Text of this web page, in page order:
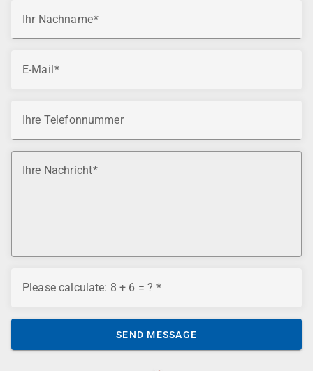
Ihr Nachname
E-Mail
Ihre Telefonnummer
Ihre Nachricht
Please calculate: 8 + 6 = ?
SEND MESSAGE